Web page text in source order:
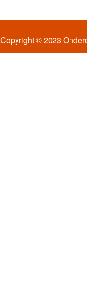
Copyright © 2023